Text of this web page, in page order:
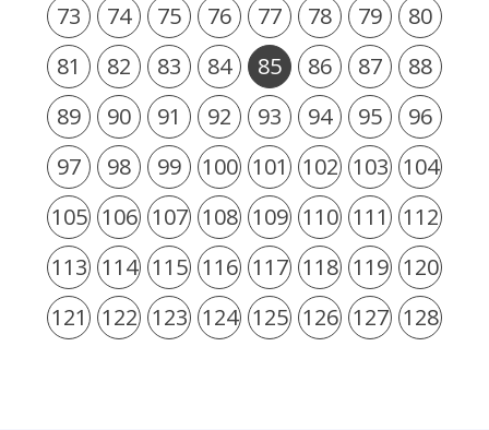
73
74 75 76 77 78 79
80
81
82 83 84 85 86 87
88
89
90 91 92 93 94 95
96
97
98 99 100 101 102 103 104
105 106 107 108 109 110 111 112
113 114 115 116 117 118 119 120
121 122 123 124 125 126 127 128